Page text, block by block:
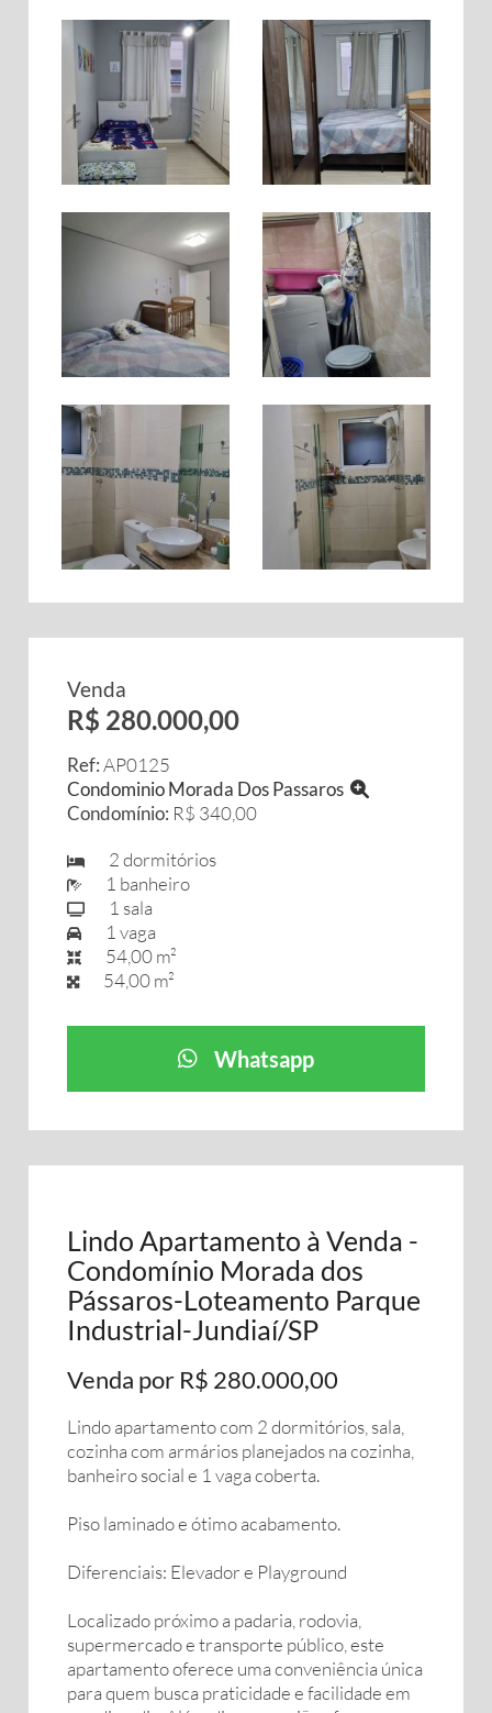
Venda
R$ 280.000,00
Ref:AP0125
Condominio Morada Dos Passaros
Condomínio: R$ 340,00
2 dormitórios
1 banheiro
1 sala
1 vaga
54,00 m²
54,00 m²
Whatsapp
Lindo Apartamento à Venda -
Condomínio Morada dos
Pássaros-Loteamento Parque
Industrial-Jundiaí/SP
Venda por R$ 280.000,00
Lindo apartamento com 2 dormitórios, sala,
cozinha com armários planejados na cozinha,
banheiro social e 1 vaga coberta.
Piso laminado e ótimo acabamento.
Diferenciais: Elevador e Playground
Localizado próximo a padaria, rodovia,
supermercado e transporte público, este
apartamento oferece uma conveniência única
para quem busca praticidade e facilidade em